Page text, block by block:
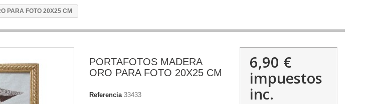
PARA FOTO 20X25 CM
PORTAFOTOS MADERA
ORO PARA FOTO 20X25 CM
Referencia 33433
6,90 €
impuestos
inc.